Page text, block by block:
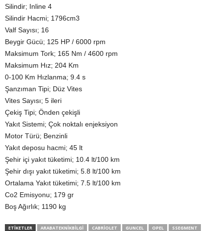
Silindir; Inline 4
Silindir Hacmi; 1796cm3
Valf Sayısı; 16
Beygir Gücü; 125 HP / 6000 rpm
Maksimum Tork; 165 Nm / 4600 rpm
Maksimum Hız; 204 Km
0-100 Km Hızlanma; 9.4 s
Şanzıman Tipi; Düz Vites
Vites Sayısı; 5 ileri
Çekiş Tipi; Önden çekişli
Yakıt Sistemi; Çok noktalı enjeksiyon
Motor Türü; Benzinli
Yakıt deposu hacmi; 45 lt
Şehir içi yakıt tüketimi; 10.4 lt/100 km
Şehir dışı yakıt tüketimi; 5.8 lt/100 km
Ortalama Yakıt tüketimi; 7.5 lt/100 km
Co2 Emisyonu; 179 gr
Boş Ağırlık; 1190 kg
ETIKETLER ARABATEKNIKBILGI CABRIOLET GUNCEL OPEL SSEGMENT